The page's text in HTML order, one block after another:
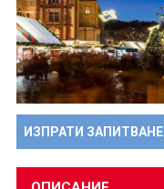
ИЗПРАТИ ЗАПИТВАНЕ